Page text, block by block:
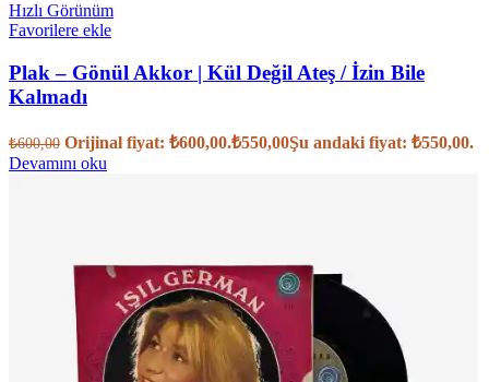
Hızlı Görünüm
Favorilere ekle
Plak – Gönül Akkor | Kül Değil Ateş / İzin Bile
Kalmadı
₺600,00 Orijinal fiyat: ₺600,00.₺550,00Şu andaki fiyat: ₺550,00.
Devamını oku